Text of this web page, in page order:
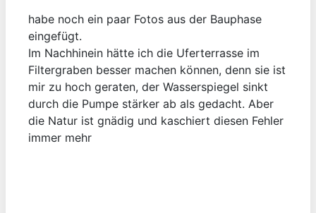
habe noch ein paar Fotos aus der Bauphase
eingefügt.
Im Nachhinein hätte ich die Uferterrasse im
Filtergraben besser machen können, denn sie ist
mir zu hoch geraten, der Wasserspiegel sinkt
durch die Pumpe stärker ab als gedacht. Aber
die Natur ist gnädig und kaschiert diesen Fehler
immer mehr